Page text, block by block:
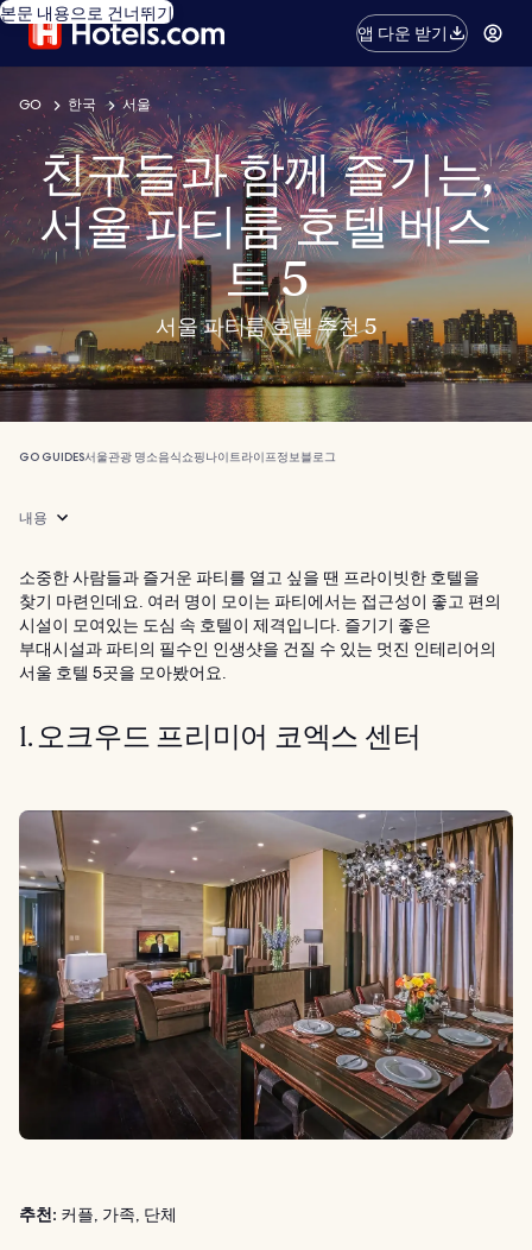
본문 내용으로 건너뛰기
앱 다운 받기
GO 한국 서울
친구들과 함께 즐기는,
서울 파티룸 호텔 베스
트 5
서울 파티룸 호텔 추천 5
GO GUIDES서울관광 명소음식쇼핑나이트라이프정보블로그
내용
소중한 사람들과 즐거운 파티를 열고 싶을 땐 프라이빗한 호텔을
찾기 마련인데요. 여러 명이 모이는 파티에서는 접근성이 좋고 편의
시설이 모여있는 도심 속 호텔이 제격입니다. 즐기기 좋은
부대시설과 파티의 필수인 인생샷을 건질 수 있는 멋진 인테리어의
서울 호텔 5곳을 모아봤어요.
1. 오크우드 프리미어 코엑스 센터
추천: 커플, 가족, 단체